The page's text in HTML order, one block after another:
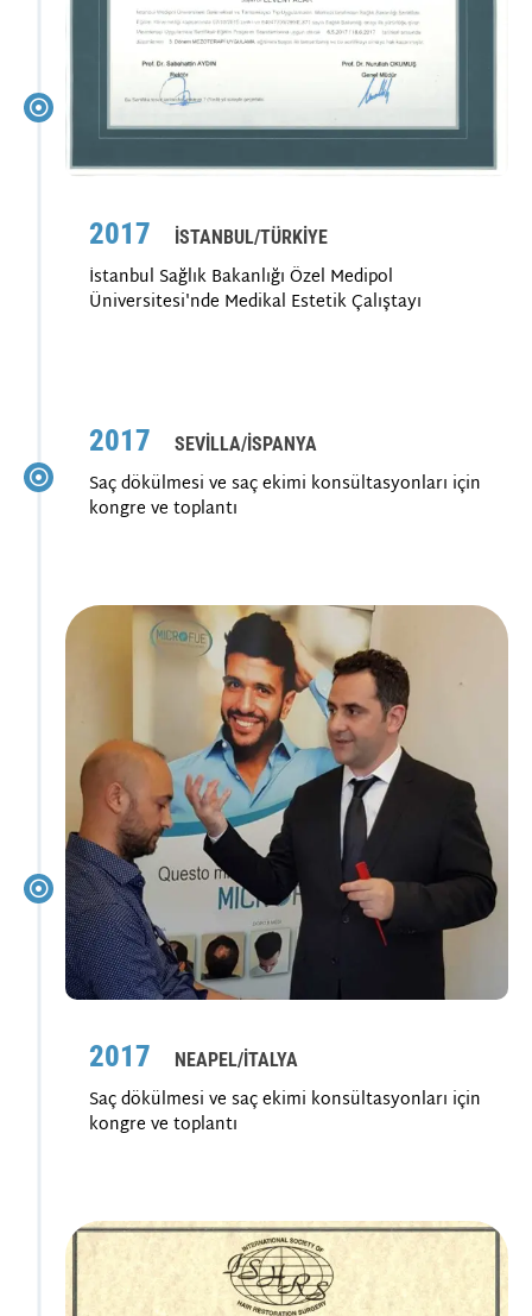
2017 İSTANBUL/TÜRKİYE
İstanbul Sağlık Bakanlığı Özel Medipol
Üniversitesi'nde Medikal Estetik Çalıştayı
2017 SEVİLLA/İSPANYA
Saç dökülmesi ve saç ekimi konsültasyonları için
kongre ve toplantı
2017 NEAPEL/İTALYA
Saç dökülmesi ve saç ekimi konsültasyonları için
kongre ve toplantı